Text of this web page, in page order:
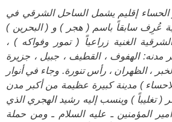
الحساء إقليم يشمل الساحل الشرقي في
عُرِف سابقاً باسم ( هجر ) و ( البحرين )
الغنية زراعياً ( تمور وفواكه ) ،
مدنه: الهفوف ، القطيف ، جبيل ، جزيرة
، الظهران ، رأس تنورة. وجاء في أنوار
) مدينة كبيرة عظيمة من أكبر مدن
( تغليباً ) وينسب إليه رشيد الهجري الذي
المؤمنين ـ عليه السلام ـ ومن حملة